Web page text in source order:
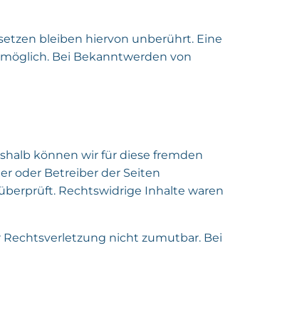
bleiben hiervon unberührt. Eine
Bei Bekanntwerden von
können wir für diese fremden
oder Betreiber der Seiten
Rechtswidrige Inhalte waren
nicht zumutbar. Bei